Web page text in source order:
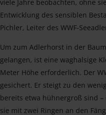
viele Jahre beobachten, ohne
Entwicklung des sensiblen
Pichler, Leiter des WWF-
Um zum Adlerhorst in der
gelangen, ist eine waghalsige
Meter Höhe erforderlich. Der
gesichert. Er steigt zu den
bereits etwa hühnergroß sind
sie mit zwei Ringen an den